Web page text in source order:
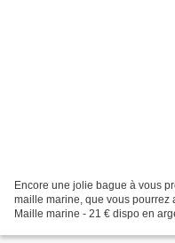
Encore une jolie bague à vous
maille marine, que vous pourrez
Maille marine - 21 € dispo en